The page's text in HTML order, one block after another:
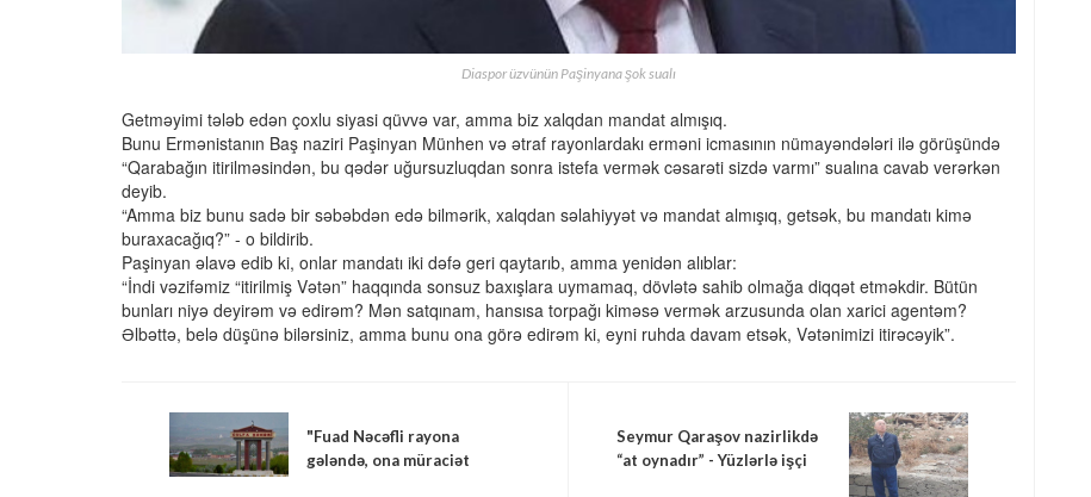
Diaspor üzvünün Paşinyana şok sualı
Getməyimi tələb edən çoxlu siyasi qüvvə var, amma biz xalqdan mandat almışıq.
Bunu Ermənistanın Baş naziri Paşinyan Münhen və ətraf rayonlardakı erməni icmasının nümayəndələri ilə görüşündə
“Qarabağın itirilməsindən, bu qədər uğursuzluqdan sonra istefa vermək cəsarəti sizdə varmı” sualına cavab verərkən
deyib.
“Amma biz bunu sadə bir səbəbdən edə bilmərik, xalqdan səlahiyyət və mandat almışıq, getsək, bu mandatı kimə
buraxacağıq?” - o bildirib.
Paşinyan əlavə edib ki, onlar mandatı iki dəfə geri qaytarıb, amma yenidən alıblar:
“İndi vəzifəmiz “itirilmiş Vətən” haqqında sonsuz baxışlara uymamaq, dövlətə sahib olmağa diqqət etməkdir. Bütün
bunları niyə deyirəm və edirəm? Mən satqınam, hansısa torpağı kiməsə vermək arzusunda olan xarici agentəm?
Əlbəttə, belə düşünə bilərsiniz, amma bunu ona görə edirəm ki, eyni ruhda davam etsək, Vətənimizi itirəcəyik”.
"Fuad Nəcəfli rayona
gələndə, ona müraciət
Seymur Qaraşov nazirlikdə
“at oynadır” - Yüzlərlə işçi